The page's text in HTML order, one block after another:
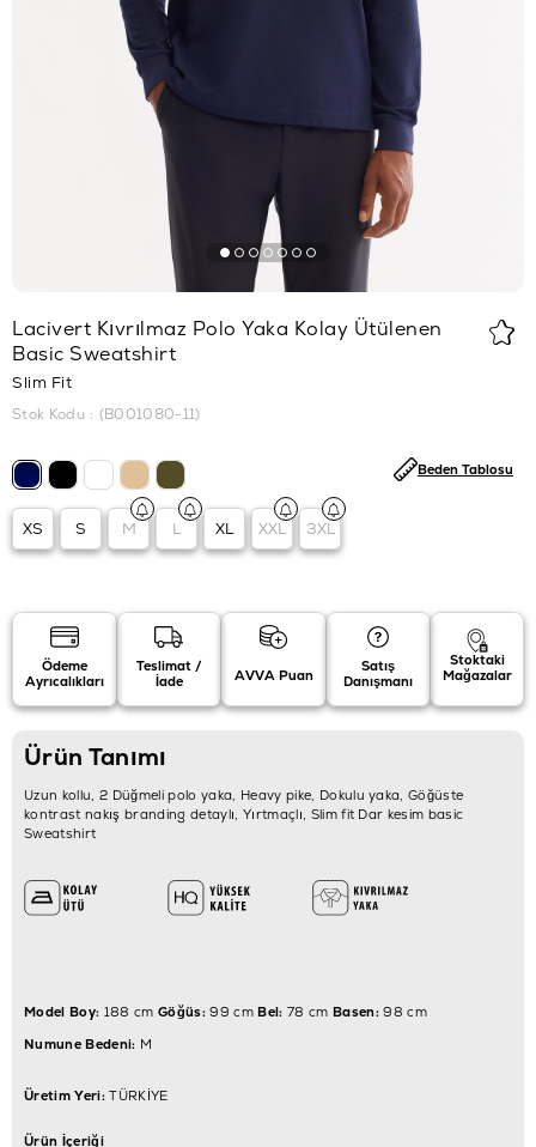
Lacivert Kıvrılmaz Polo Yaka Kolay Ütülenen
Basic Sweatshirt
Slim Fit
Stok Kodu (B001080-11)
XS S M L XL XXL 3XL
Beden Tablosu
Ödeme
Ayrıcalıkları
Teslimat /
İade
AVVA Puan
Satış
Danışmanı
Stoktaki
Mağazalar
Ürün Tanımı
Uzun kollu, 2 Düğmeli polo yaka, Heavy pike, Dokulu yaka, Göğüste
kontrast nakış branding detaylı, Yırtmaçlı, Slim fit Dar kesim basic
Sweatshirt
Model Boy: 188 cm Göğüs:99 cmBel: 78 cm Basen:98 cm
Numune Bedeni: M
Üretim Yeri:TÜRKİYE
Ürün İçeriği